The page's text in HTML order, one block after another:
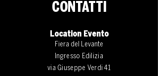
CONTATTI
Location Evento
Fiera del Levante
Ingresso Edilizia
via Giuseppe Verdi 41